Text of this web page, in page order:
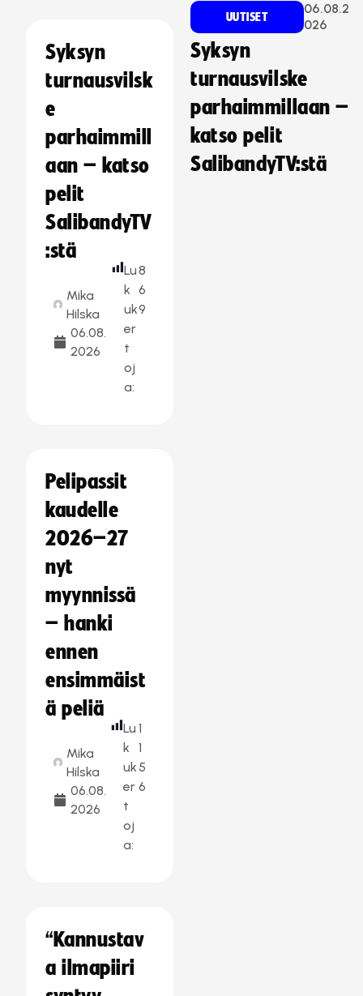
Syksyn
turnausvilsk
e
parhaimmill
aan – katso
pelit
SalibandyTV
:stä
Mika
Hilska
06.08.
2026
Lu
k
uk
er
t
oj
a:
8
6
9
Pelipassit
kaudelle
2026–27
nyt
myynnissä
– hanki
ennen
ensimmäist
ä peliä
Mika
Hilska
06.08.
2026
Lu
k
uk
er
t
oj
a:
1
1
5
6
“Kannustav
a ilmapiiri
UUTISET
06.08.2
026
Syksyn
turnausvilske
parhaimmillaan –
katso pelit
SalibandyTV:stä